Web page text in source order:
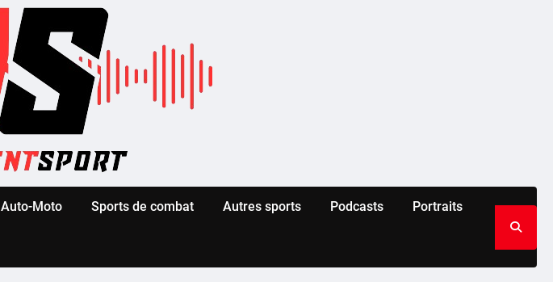
Auto-Moto Sports de combat Autres sports Podcasts Portraits